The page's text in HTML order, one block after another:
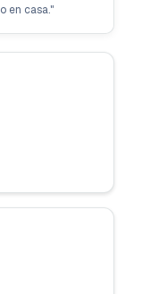
en casa."